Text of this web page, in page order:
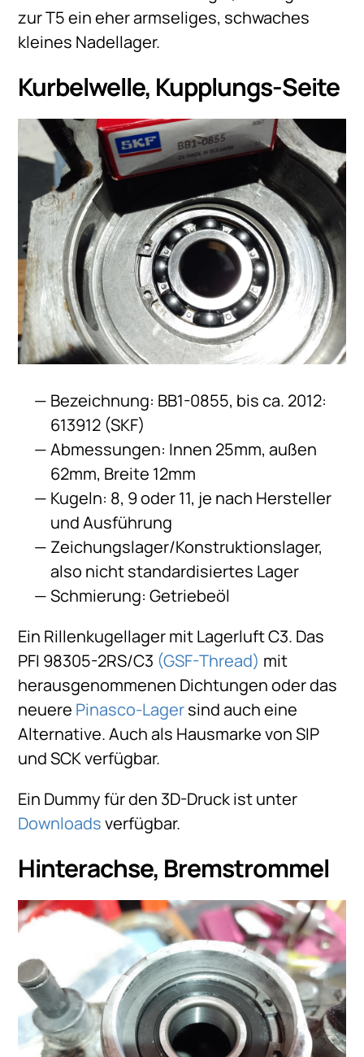
zur T5 ein eher armseliges, schwaches
kleines Nadellager.
Kurbelwelle, Kupplungs-Seite
Bezeichnung: BB1-0855, bis ca. 2012:
613912 (SKF)
Abmessungen: Innen 25mm, außen
62mm, Breite 12mm
Kugeln: 8, 9 oder 11, je nach Hersteller
und Ausführung
Zeichungslager/Konstruktionslager,
also nicht standardisiertes Lager
Schmierung: Getriebeöl
Ein Rillenkugellager mit Lagerluft C3. Das
PFI 98305-2RS/C3 (GSF-Thread) mit
herausgenommenen Dichtungen oder das
neuere Pinasco-Lagersind auch eine
Alternative. Auch als Hausmarke von SIP
und SCK verfügbar.
Ein Dummy für den 3D-Druck ist unter
Downloadsverfügbar.
Hinterachse, Bremstrommel